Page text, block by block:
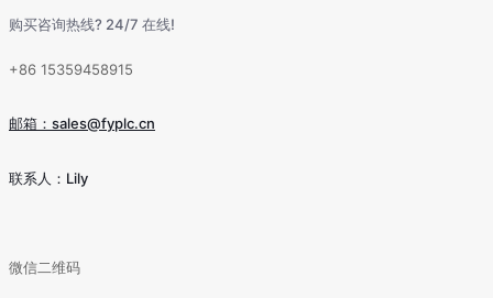
购买咨询热线? 24/7 在线!
+86 15359458915
邮箱：sales@fyplc.cn
联系人：Lily
微信二维码